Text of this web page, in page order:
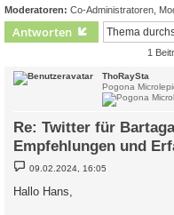
Moderatoren: Co-Administratoren
Antworten
1
ThoRaySta
Pogona
Re: Twitter für
Empfehlungen und
B
e
i
t
09.02.2024, 16:05
Hallo Hans,